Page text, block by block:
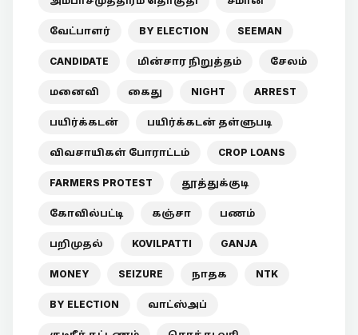
வேட்பாளர் BY ELECTION SEEMAN
CANDIDATE மின்சார நிறுத்தம் சேலம்
மனைவி கைது NIGHT ARREST
பயிர்க்கடன் பயிர்க்கடன் தள்ளுபடி
விவசாயிகள் போராட்டம் CROP LOANS
FARMERS PROTEST தூத்துக்குடி
கோவில்பட்டி கஞ்சா பணம்
பறிமுதல் KOVILPATTI GANJA
MONEY SEIZURE நாதக NTK
BY ELECTION வாட்ஸ்அப்